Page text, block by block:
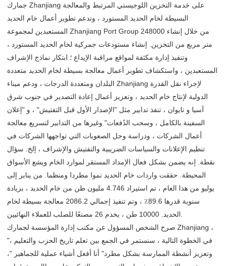
جمارك Zhanjiang على خدمة التخزين اللوجيستي المرتبط والمعالجة
البسيطة لخام الحديد المستورد ، وتدعم تطوير أعمال خام الحديد
المستعبدين لمجموعة Zhanjiang Port Group من خلال إنشاء 248000
متر مربع من التخزين. إنشاء مستودعات جمركية لخام الحديد المستورد ،
وتنفيذ إدارة مكثفة لمواقع مراقبة الإيداع ؛ ابتكار نماذج الإشراف
المستعبدين ، واستكشاف تطوير أعمال معالجة بسيطة لخام الحديد متعددة
البلدان ومتعددة الدرجات ، ودعم ميناء Zhanjiang لإجراء نقل القدرة
الدولية لإنتاج خام الحديد ، وتعزيز أعمال إعادة التصدير في جنوب شرق
آسيا و تايوان ، تنفذ تدابير مثل "الإصدار الأول قبل التفتيش" ، و "إعلان
السفينة بالكامل ، وسحب الدُفعات" وغيرها من التدابير لتسريع معالجة
أعمال الشركات ، ودراسة وحل الصعوبات التي تواجهها الشركات في
تنظيم الإعلانات والسياسات الضريبية والتفتيش والإشراف ، إلخ. سؤال
نقطة. إنه يضمن بشكل فعال الإمداد المستقر لموارد الخام ويشع الأسواق
المحيطة. حققت واردات خام الحديد نموا مطردا ومنظما. من يناير إلى
يوليو من هذا العام ، تم استيراد 4.746 مليون طن من خام الحديد ، بزيادة
سنوية قدرها 89.6٪ ، وتم تنفيذ إجمالي 2086.2 معالجة بسيطة لخام
صرح الشخص المسؤول عن مكتب إدارة المؤسسة لجمارك Zhanjiang ،
"في الخطوة التالية ، سنستمر في الجمع بين تعلم تاريخ الحزب والتعليم ،
وتعزيز أنشطة الممارسة بشكل مطرد" أنا أفعل أشياء عملية للجماهير "،